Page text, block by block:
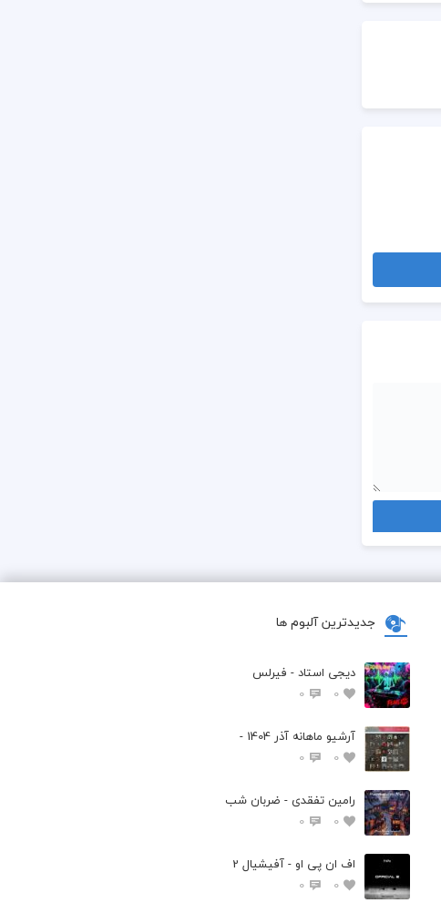
جدیدترین آلبوم ها
دیجی استاد - فیرلس
0
0
آرشیو ماهانه آذر 1404 -
0
0
رامین تفقدی - ضربان شب
0
0
اف ان پی او - آفیشیال 2
0
0